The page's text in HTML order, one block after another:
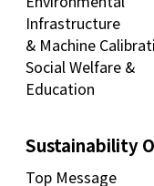
Infrastructure
& Machine
Social Welfare &
Education
Sustainability
Top Message